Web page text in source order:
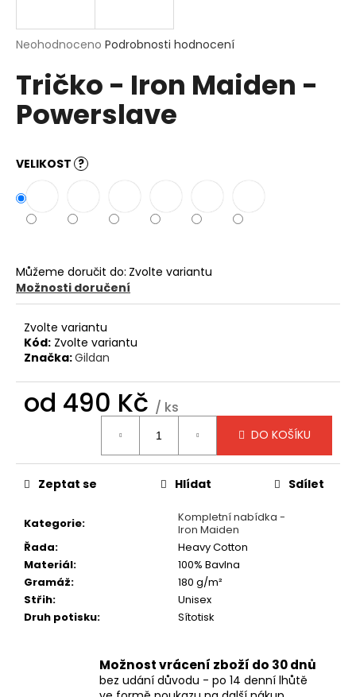
Průměrné
produktu
0,0
Neohodnoceno Podrobnosti hodnocení
Tričko - Iron Maiden -
Powerslave
VELIKOST ?
Můžeme doručit do: Zvolte variantu
Možnosti doručení
Zvolte variantu
Kód: Zvolte variantu
Značka:Gildan
od 490 Kč / ks
DO KOŠÍKU
Kategorie:
Kompletní nabídka -
Iron Maiden
Řada:
Heavy Cotton
Materiál:
100% Bavlna
Gramáž:
180 g/m²
Střih:
Unisex
Druh potisku: Sítotisk
Zeptat se Hlídat Sdílet
Možnost vrácení zboží do 30 dnů
bez udání důvodu - po 14 denní lhůtě
j
t
?
HLEDAT
o
p
o
u
č
u
e
TRIČKO
MANOWAR
WARRIORS
OF
THE
WORLD
2002
490